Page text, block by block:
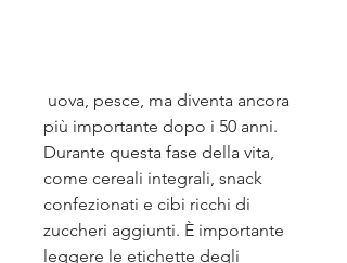
più importante dopo i 50 anni.
Durante questa fase della vita,
come cereali integrali, snack
confezionati e cibi ricchi di
zuccheri aggiunti. È importante
leggere le etichette degli